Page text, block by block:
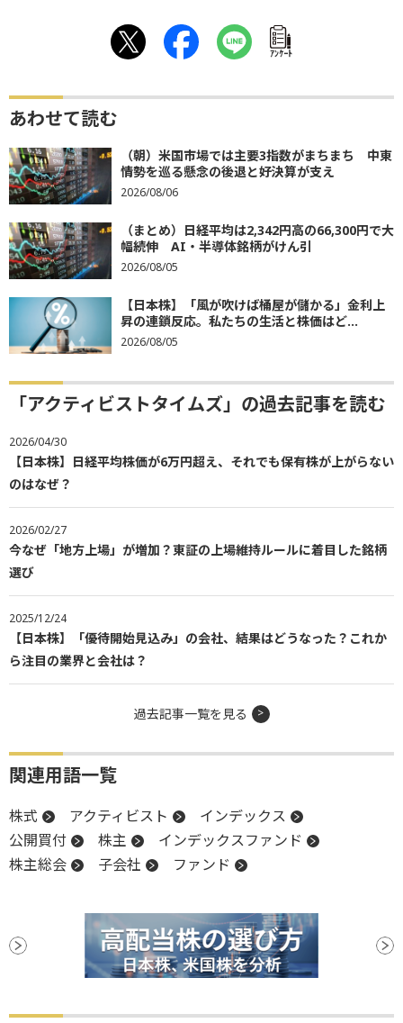
ｱﾝｹｰﾄ
あわせて読む
（朝）米国市場では主要3指数がまちまち 中東
情勢を巡る懸念の後退と好決算が支え
2026/08/06
（まとめ）日経平均は2,342円高の66,300円で大
幅続伸 AI・半導体銘柄がけん引
2026/08/05
【日本株】「風が吹けば桶屋が儲かる」金利上
昇の連鎖反応。私たちの生活と株価はど...
2026/08/05
「アクティビストタイムズ」の過去記事を読む
2026/04/30
【日本株】日経平均株価が6万円超え、それでも保有株が上がらない
のはなぜ？
2026/02/27
今なぜ「地方上場」が増加？東証の上場維持ルールに着目した銘柄
選び
2025/12/24
【日本株】「優待開始見込み」の会社、結果はどうなった？これか
ら注目の業界と会社は？
過去記事一覧を見る
関連用語一覧
株式 アクティビスト
インデックス
公開買付
株主
インデックスファンド
株主総会
子会社 ファンド